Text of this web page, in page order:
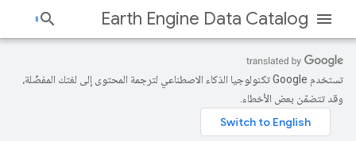
Earth Engine Data Catalog
تستخدم Google تكنولوجيا الذكاء الاصطناعي لترجمة المحتوى إلى لغتك المفضّلة،
وقد تتضمّن بعض الأخطاء.